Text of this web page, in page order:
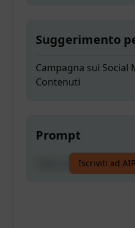
Suggerimento
Campagna sui Social
Contenuti
Prompt
Crea una campagna
Iscriviti ad